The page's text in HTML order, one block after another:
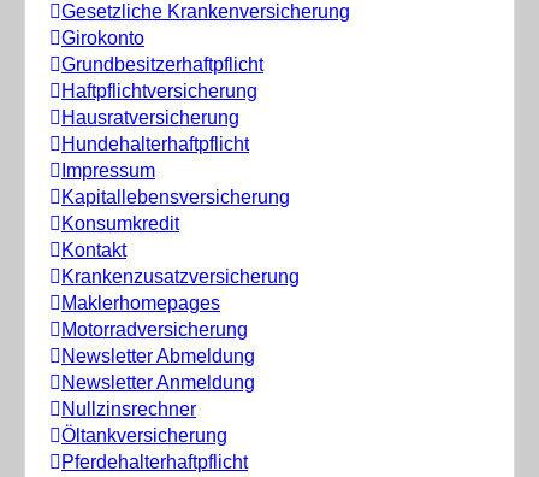
Gesetzliche Krankenversicherung
Girokonto
Grundbesitzerhaftpflicht
Haftpflichtversicherung
Hausratversicherung
Hundehalterhaftpflicht
Impressum
Kapitallebensversicherung
Konsumkredit
Kontakt
Krankenzusatzversicherung
Maklerhomepages
Motorradversicherung
Newsletter Abmeldung
Newsletter Anmeldung
Nullzinsrechner
Öltankversicherung
Pferdehalterhaftpflicht